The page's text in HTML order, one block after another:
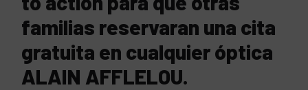
familias reservaran una cita
gratuita en cualquier óptica
ALAIN AFFLELOU.